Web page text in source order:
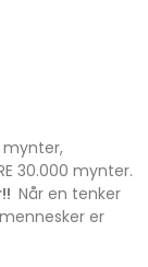
mynter,
30.000 mynter.
Når en tenker
er